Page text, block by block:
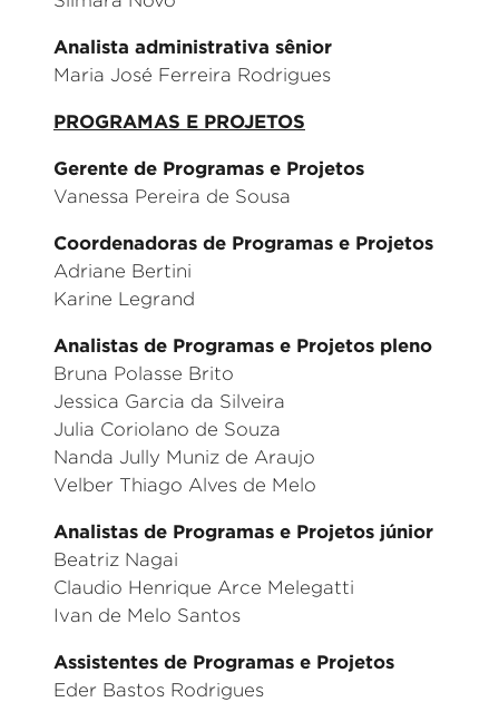
Analista administrativa sênior
Maria José Ferreira Rodrigues
PROGRAMAS E PROJETOS
Gerente de Programas e Projetos
Vanessa Pereira de Sousa
Coordenadoras de Programas e Projetos
Adriane Bertini
Karine Legrand
Analistas de Programas e Projetos pleno
Bruna Polasse Brito
Jessica Garcia da Silveira
Julia Coriolano de Souza
Nanda Jully Muniz de Araujo
Velber Thiago Alves de Melo
Analistas de Programas e Projetos júnior
Beatriz Nagai
Claudio Henrique Arce Melegatti
Ivan de Melo Santos
Assistentes de Programas e Projetos
Eder Bastos Rodrigues